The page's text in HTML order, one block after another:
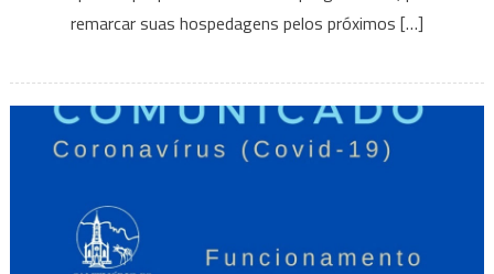
remarcar suas hospedagens pelos próximos […]